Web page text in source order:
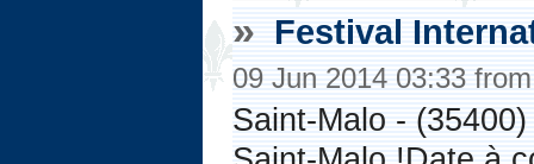
» Festival
09 Jun 2014 03:33
Saint-Malo -